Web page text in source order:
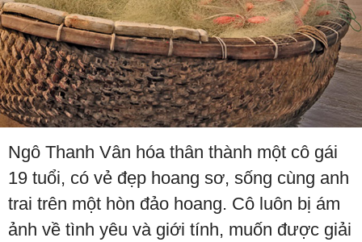
Ngô Thanh Vân hóa thân thành một cô gái
19 tuổi, có vẻ đẹp hoang sơ, sống cùng anh
trai trên một hòn đảo hoang. Cô luôn bị ám
ảnh về tình yêu và giới tính, muốn được giải